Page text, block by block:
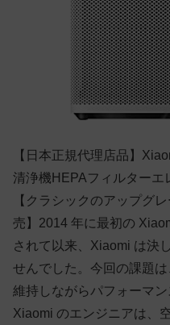
【日本正規代理店品】
清浄機HEPAフィルターエ
【クラシックのアップグ
売】2014 年に最初の
されて以来、Xiaomi は決
せんでした。今回の課題
維持しながらパフォーマ
Xiaomi のエンジニアは、